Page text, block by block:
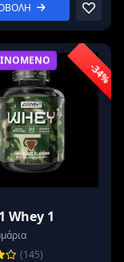
-34%
Whey 1
(145)